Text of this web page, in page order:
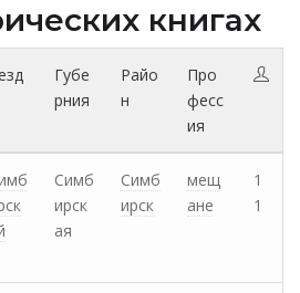
книгах
Губе
рния
Райо
н
Про
фесс
ия
Симб
ирск
ая
Симб
ирск
мещ
ане
1
1